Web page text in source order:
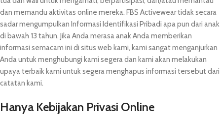
dan memandu aktivitas online mereka. FBS Activewear tidak secara
sadar mengumpulkan Informasi Identifikasi Pribadi apa pun dari anak
di bawah 13 tahun. Jika Anda merasa anak Anda memberikan
informasi semacam ini di situs web kami, kami sangat menganjurkan
Anda untuk menghubungi kami segera dan kami akan melakukan
upaya terbaik kami untuk segera menghapus informasi tersebut dari
catatan kami.
Hanya Kebijakan Privasi Online